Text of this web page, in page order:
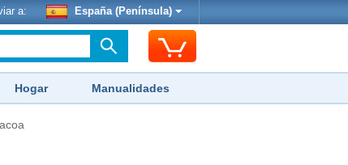
a: España (Península)
Hogar Manualidades